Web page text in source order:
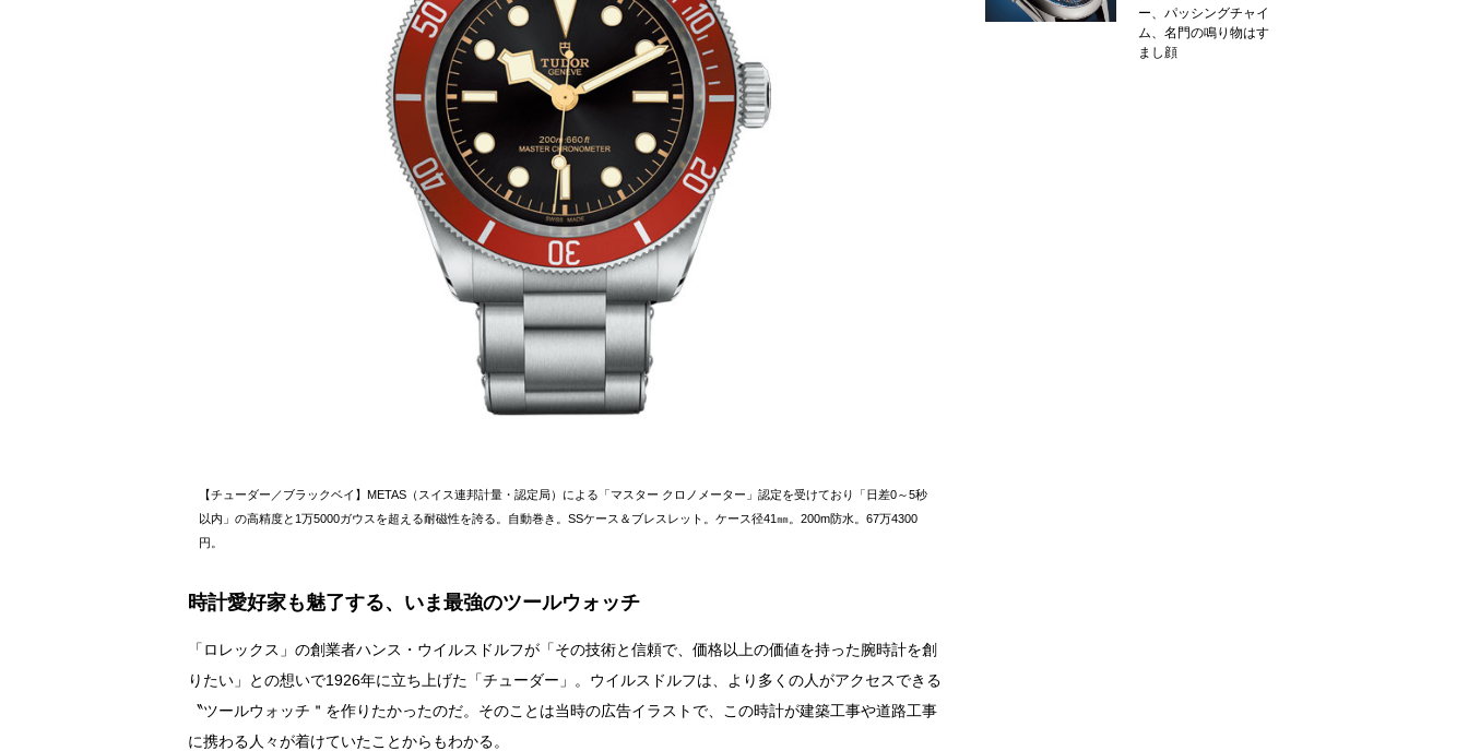
【チューダー／ブラックベイ】METAS（スイス連邦計量・認定局）による「マスター クロノメーター」認定を受けており「日差0～5秒
以内」の高精度と1万5000ガウスを超える耐磁性を誇る。自動巻き。SSケース＆ブレスレット。ケース径41㎜。200m防水。67万4300
円。
時計愛好家も魅了する、いま最強のツールウォッチ
「ロレックス」の創業者ハンス・ウイルスドルフが「その技術と信頼で、価格以上の価値を持った腕時計を創
りたい」との想いで1926年に立ち上げた「チューダー」。ウイルスドルフは、より多くの人がアクセスできる
〝ツールウォッチ＂を作りたかったのだ。そのことは当時の広告イラストで、この時計が建築工事や道路工事
に携わる人々が着けていたことからもわかる。
ー、パッシングチャイ
ム、名門の鳴り物はす
まし顔